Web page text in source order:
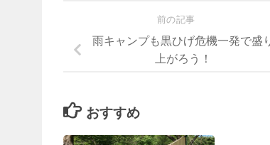
前の記事
雨キャンプも黒ひげ危機一発で盛
上がろう！
おすすめ